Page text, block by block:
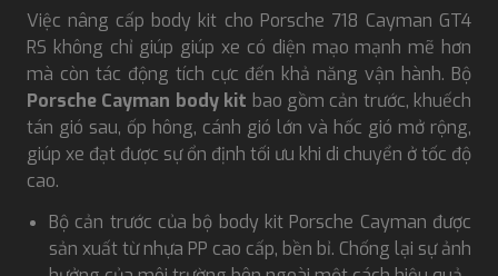
Việc nâng cấp body kit cho Porsche 718 Cayman GT4
RS không chỉ giúp giúp xe có diện mạo mạnh mẽ hơn
mà còn tác động tích cực đến khả năng vận hành. Bộ
Porsche Cayman body kit bao gồm cản trước, khuếch
tán gió sau, ốp hông, cánh gió lớn và hốc gió mở rộng,
giúp xe đạt được sự ổn định tối ưu khi di chuyển ở tốc độ
cao.
Bộ cản trước của bộ body kit Porsche Cayman được
sản xuất từ nhựa PP cao cấp, bền bỉ. Chống lại sự ảnh